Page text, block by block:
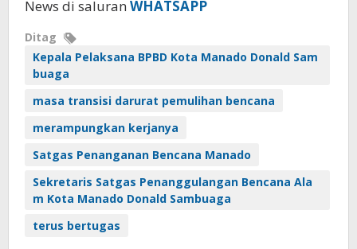
News di saluran WHATSAPP
Ditag
Kepala Pelaksana BPBD Kota Manado Donald Sam
buaga
masa transisi darurat pemulihan bencana
merampungkan kerjanya
Satgas Penanganan Bencana Manado
Sekretaris Satgas Penanggulangan Bencana Ala
m Kota Manado Donald Sambuaga
terus bertugas